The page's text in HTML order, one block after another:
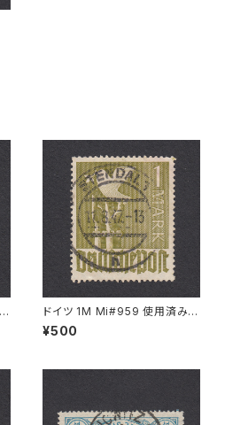
ドイツ 1M Mi#959 使用済み切
手｜STENDAL 11.8.1947
¥500